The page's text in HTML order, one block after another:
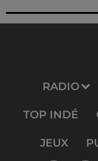
RADIO
TOP INDÉ
JEUX